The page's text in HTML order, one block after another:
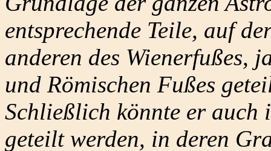
entsprechende Teile, auf
anderen des Wienerfußes,
und Römischen Fußes
Schließlich könnte er auch
geteilt werden, in deren